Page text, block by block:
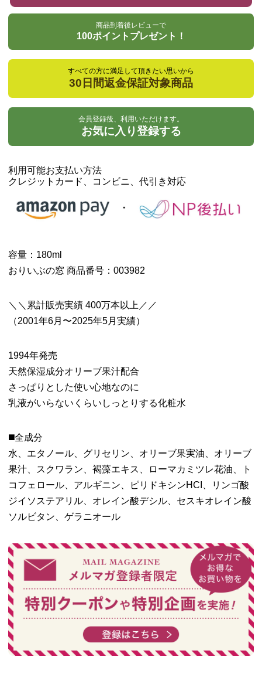
商品到着後レビューで
100ポイントプレゼント！
すべての方に満足して頂きたい思いから
30日間返金保証対象商品
会員登録後、利用いただけます。
お気に入り登録する
利用可能お支払い方法
クレジットカード、コンビニ、代引き対応
容量：180ml
おりいぶの窓 商品番号：003982
＼＼累計販売実績 400万本以上／／
（2001年6月〜2025年5月実績）
1994年発売
天然保湿成分オリーブ果汁配合
さっぱりとした使い心地なのに
乳液がいらないくらいしっとりする化粧水
◼️全成分
水、エタノール、グリセリン、オリーブ果実油、オリーブ
果汁、スクワラン、褐藻エキス、ローマカミツレ花油、ト
コフェロール、アルギニン、ピリドキシンHCI、リンゴ酸
ジイソステアリル、オレイン酸デシル、セスキオレイン酸
ソルビタン、ゲラニオール